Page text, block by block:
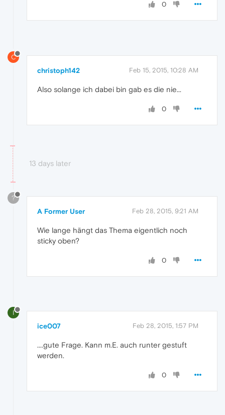
0
C
christoph142 Feb 15, 2015, 10:28 AM
Also solange ich dabei bin gab es die nie...
0
13 days later
?
A Former User Feb 28, 2015, 9:21 AM
Wie lange hängt das Thema eigentlich noch
sticky oben?
0
I
ice007 Feb 28, 2015, 1:57 PM
....gute Frage. Kann m.E. auch runter gestuft
werden.
0